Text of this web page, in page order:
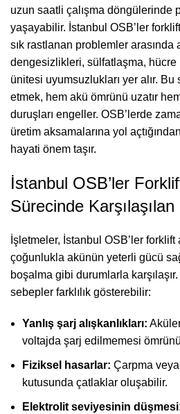
uzun saatli çalışma döngülerinde
yaşayabilir. İstanbul OSB’ler
sık rastlanan problemler arasında
dengesizlikleri, sülfatlaşma, hücre
ünitesi uyumsuzlukları yer alır. Bu
etmek, hem akü ömrünü uzatır
duruşları engeller. OSB’lerde
üretim aksamalarına yol
hayati önem taşır.
İstanbul OSB’ler
Sürecinde
İşletmeler, İstanbul OSB’ler
çoğunlukla akünün yeterli gücü
boşalma gibi durumlarla
sebepler farklılık gösterebilir:
Yanlış şarj alışkanlıkları:
voltajda şarj edilmemesi ömrünü
Fiziksel hasarlar: Çarpma
kutusunda çatlaklar oluşabilir.
Elektrolit seviyesinin